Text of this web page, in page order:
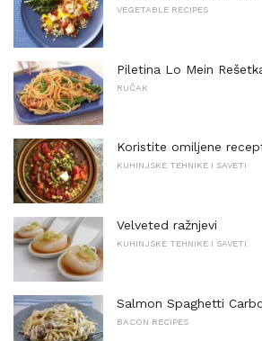
VEGETABLE RECIPES
Piletina Lo Mein
RUČAK
Koristite omiljene
KUHINJSKE TEHNIKE I SAVETI
Velveted ražnjevi
KUHINJSKE TEHNIKE I SAVETI
Salmon Spaghetti
BACON RECIPES